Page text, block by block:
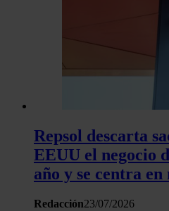
Repsol descarta
EEUU el negocio
año y se centra
Redacción23/07/2026